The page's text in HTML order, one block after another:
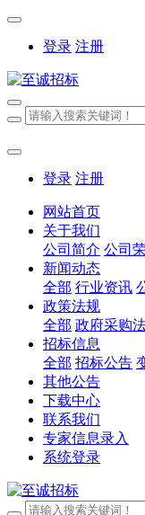
登录 注册
登录 注册
网站首页
关于我们
公司简介 公司
新闻动态
全部 行业资讯
政策法规
全部 政府采购
招标信息
全部 招标公告
其他公告
下载中心
联系我们
专家信息录入
系统登录